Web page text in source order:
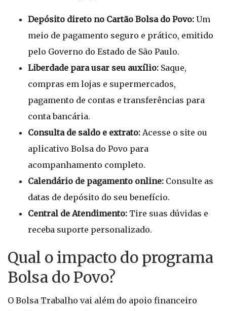
Depósito direto no Cartão Bolsa do Povo: Um
meio de pagamento seguro e prático, emitido
pelo Governo do Estado de São Paulo.
Liberdade para usar seu auxílio: Saque,
compras em lojas e supermercados,
pagamento de contas e transferências para
conta bancária.
Consulta de saldo e extrato: Acesse o site ou
aplicativo Bolsa do Povo para
acompanhamento completo.
Calendário de pagamento online: Consulte as
datas de depósito do seu benefício.
Central de Atendimento: Tire suas dúvidas e
receba suporte personalizado.
Qual o impacto do programa
Bolsa do Povo?
O Bolsa Trabalho vai além do apoio financeiro